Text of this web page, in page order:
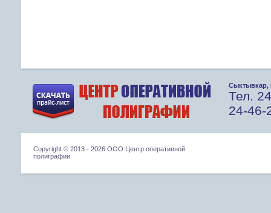
Сыктывкар,
Тел.
24-
Copyright © 2013 - 2026 ООО Центр оперативной
полиграфии